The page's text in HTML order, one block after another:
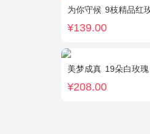
为你守候 9枝精品红玫瑰，满
¥139.00
美梦成真 19朵白玫
¥208.00